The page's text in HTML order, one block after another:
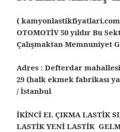
( kamyonlastikfiyatlari.com
OTOMOTİV 50 yıldır Bu
Çalışmaktan Memnuniyet
Adres : Defterdar
29 (halk ekmek fabrikası
/ İstanbul
İKİNCİ EL ÇIKMA LASTİK
LASTİK YENİ LASTİK